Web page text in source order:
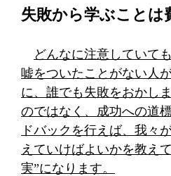
失敗から学ぶことは
どんなに注意していて
嘘をついたことがない人
に、誰でも失敗をおかし
のではなく、成功への道
ドバックを行えば、我々
えていけばよいかを教え
実”になります。